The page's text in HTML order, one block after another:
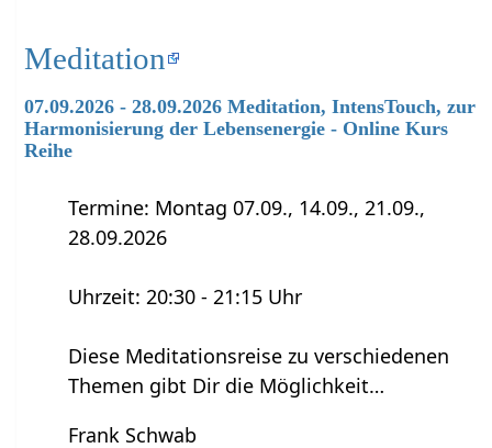
Meditation
07.09.2026 - 28.09.2026 Meditation, IntensTouch, zur
Harmonisierung der Lebensenergie - Online Kurs
Reihe
Termine: Montag 07.09., 14.09., 21.09.,
28.09.2026
Uhrzeit: 20:30 - 21:15 Uhr
Diese Meditationsreise zu verschiedenen
Themen gibt Dir die Möglichkeit…
Frank Schwab